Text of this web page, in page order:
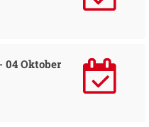
04 Oktober